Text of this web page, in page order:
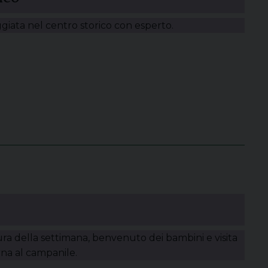
nel centro storico con esperto.
della settimana, benvenuto dei bambini e visita
al campanile.